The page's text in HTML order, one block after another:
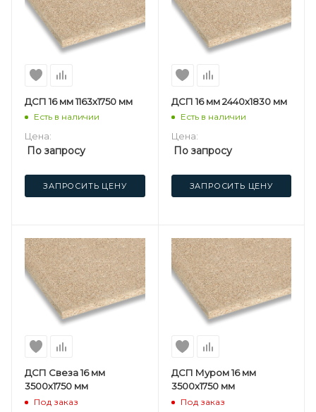
ДСП 16 мм 1163х1750 мм
Есть в наличии
Цена:
По запросу
ЗАПРОСИТЬ ЦЕНУ
ДСП 16 мм 2440х1830 мм
Есть в наличии
Цена:
По запросу
ЗАПРОСИТЬ ЦЕНУ
ДСП Свеза 16 мм
3500х1750 мм
Под заказ
ДСП Муром 16 мм
3500х1750 мм
Под заказ